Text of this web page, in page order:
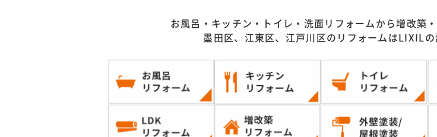
お風呂・キッチン・トイレ・洗面リフォームから増改築
墨田区、江東区、江戸川区のリフォームはLIXIL